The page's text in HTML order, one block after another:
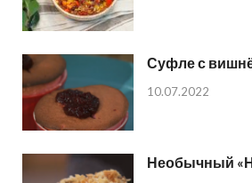
Суфле с
10.07.2022
Необычный